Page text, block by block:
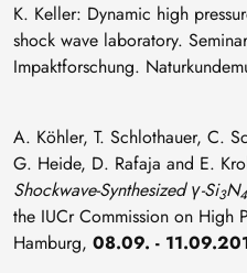
K. Keller: Dynamic high
shock wave laboratory.
Impaktforschung.
A. Köhler, T. Schlothauer, C.
G. Heide, D. Rafaja and E.
Shockwave-Synthesized γ-Si3N4
the IUCr Commission on High
Hamburg, 08.09. -